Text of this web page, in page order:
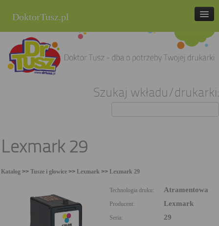
DoktorTusz.pl
tel. 857 337 337
Strona główna
Sklep internetowy
Szukaj wkładu/drukarki:
Lexmark 29
Katalog >> Tusze i głowice >> Lexmark >> Lexmark 29
Technologia druku: Atramentowa
Producent: Lexmark
Seria: 29